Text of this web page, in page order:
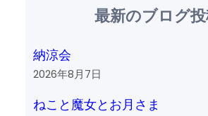
最新のブログ
納涼会
2026年8月7日
ねこと魔女とお月さま